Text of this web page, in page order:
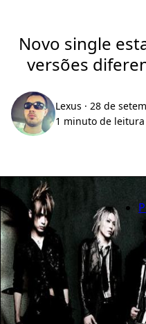
Novo single
versões
Lexus · 28 de
1 minuto de leitura